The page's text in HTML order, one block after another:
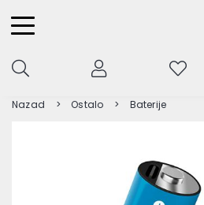
Nazad Ostalo Baterije